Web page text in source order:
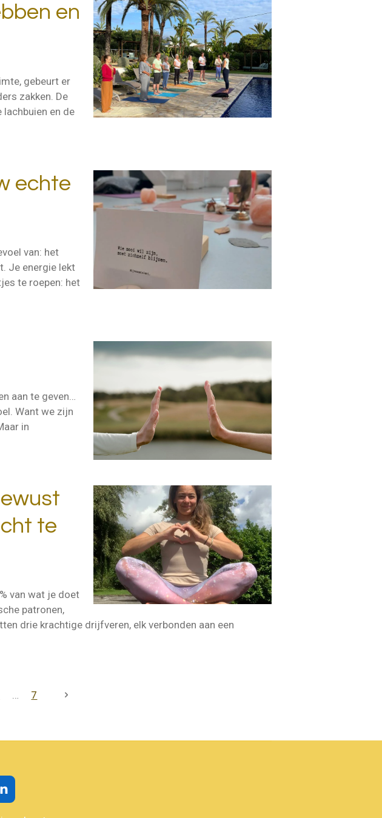
en
gebeurt er
zakken. De
en de
echte
van: het
Je energie lekt
te roepen: het
aan te geven…
Want we zijn
in
te
van wat je doet
patronen,
drie krachtige drijfveren, elk verbonden aan een
7
L
i